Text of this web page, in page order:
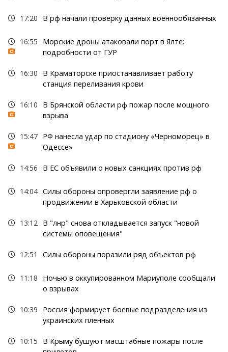
17:20 В рф начали проверку данных военнообязанных
16:55
Морские дроны атаковали порт в Ялте:
подробности от ГУР
16:30
В Краматорске приостанавливает работу
станция переливания крови
16:10
В Брянской области рф пожар после мощного
взрыва
15:47 РФ нанесла удар по стадиону «Черноморец» в
Одессе»
14:56 В ЕС объявили о новых санкциях против рф
14:04 Силы обороны опровергли заявление рф о
продвижении в Харьковской области
13:12
В "лнр" снова откладывается запуск "новой
системы оповещения"
12:51 Силы обороны поразили ряд объектов рф
11:18
Ночью в оккупированном Мариуполе сообщали
о взрывах
10:39
Россия формирует боевые подразделения из
украинских пленных
10:15
В Крыму бушуют масштабные пожары после